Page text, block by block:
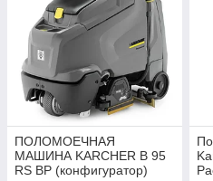
ПОЛОМОЕЧНАЯ
МАШИНА KARCHER B 95
RS BP (конфигуратор)